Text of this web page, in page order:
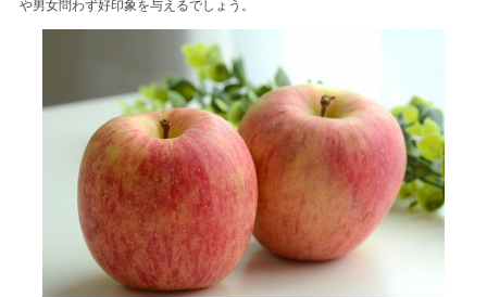
や男女問わず好印象を与えるでしょう。